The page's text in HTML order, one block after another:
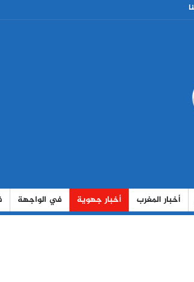
أخبار المغرب أخبار جهوية في الواجهة